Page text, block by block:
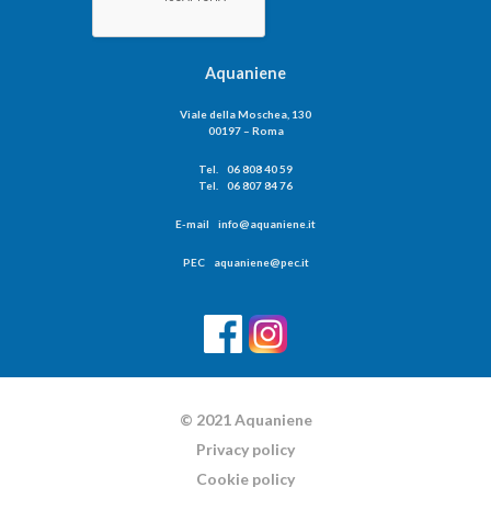
Aquaniene
Viale della Moschea, 130
00197 – Roma
Tel. 06 808 40 59
Tel. 06 807 84 76
E-mail info@aquaniene.it
PEC aquaniene@pec.it
© 2021 Aquaniene
Privacy policy
Cookie policy